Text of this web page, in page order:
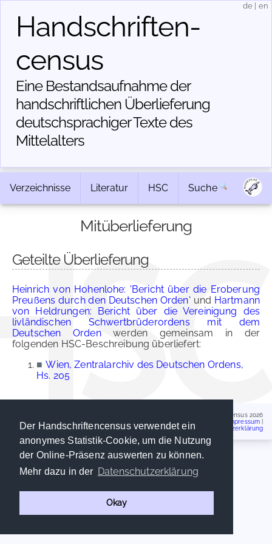
Der Handschriftencensus verwendet ein
anonymes Statistik-Cookie, um die Nutzung
der Online-Präsenz auswerten zu können.
Mehr dazu in der Datenschutzerklärung
Okay
Handschriften­
census
Eine Bestandsaufnahme der
handschriftlichen Über­lieferung
deutschsprachiger Texte des
Mittelalters
de en
Verzeichnisse Literatur HSC Suche
Mitüberlieferung
Geteilte Überlieferung
Heinrich von Hohenlohe: 'Bericht über die Eroberung
Preußens durch den Deutschen Orden' und Hartmann
von Heldrungen: Bericht über die Vereinigung des
livländischen Schwertbrüderordens mit dem
Deutschen Ordenwerden gemeinsam in der
folgenden HSC-Beschreibung überliefert:
■ Wien, Zentralarchiv des Deutschen Ordens,
Hs. 205
Handschriftencensus 2026
Impressum
Datenschutzerklärung